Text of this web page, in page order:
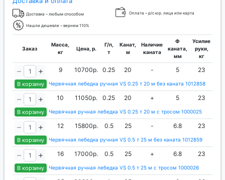
Доставка – любым способом Оплата – р/с юр. лица или карта
Нашли дешевле – вернем 110%
Заказ
Масса,
кг
Цена, р.
Г/п,
т
Канат,
м
Наличие
каната
Ф
каната,
мм
Усилие
руки,
кг
В корзину
9 10700р. 0.25 20 - 5 23
Червячная лебедка ручная VS 0.25 т 20 м без каната 1012858
В корзину
10 11050р. 0.25 20 + 5 23
Червячная ручная лебедка VS 0.25 т 20 м с тросом 1000025
В корзину
12 15800р. 0.5 25 - 6.8 23
Червячная лебедка ручная VS 0.5 т 25 м без каната 1012859
В корзину
16 17000р. 0.5 25 + 6.8 23
Червячная ручная лебедка VS 0.5 т 25 м с тросом 1000026